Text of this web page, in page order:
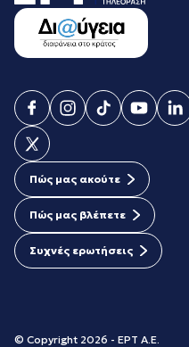
Πώς μας ακούτε
Πώς μας βλέπετε
Συχνές ερωτήσεις
© Copyright 2026 - ΕΡΤ Α.Ε.